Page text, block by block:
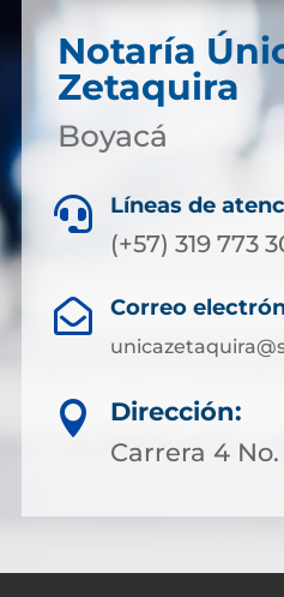
Notaría
Zetaquira
Boyacá
 Líneas de
(+57) 319 773
 Correo

Dirección:
Carrera 4